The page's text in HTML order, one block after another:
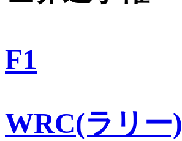
F1
WRC(ラリー)